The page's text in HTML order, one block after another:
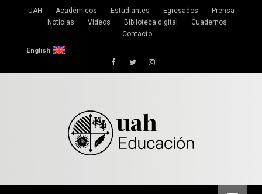
UAH Académicos Estudiantes Egresados
Prensa
Noticias
Videos Biblioteca digital
Cuadernos
Contacto
English
FacebookTwitterInstagram